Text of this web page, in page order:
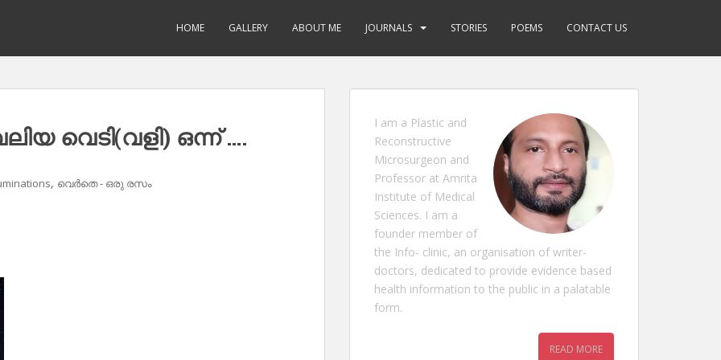
HOME GALLERY ABOUT ME JOURNALS STORIES POEMS CONTACT US
വെടി(വളി) ഒന്ന് ….
, വെർതെ - ഒരു രസം
I am a Plastic and
Reconstructive
Microsurgeon and
Professor at Amrita
Institute of Medical
Sciences. I am a
founder member of
the Info- clinic, an organisation of writer-
doctors, dedicated to provide evidence based
health information to the public in a palatable
form.
READ MORE